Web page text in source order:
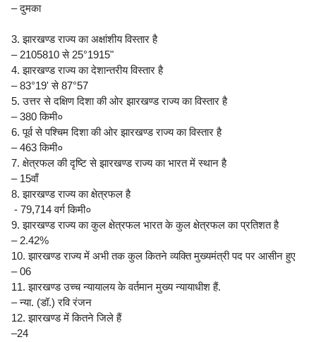
– दुमका
3. झारखण्ड राज्य का अक्षांशीय विस्तार है
– 2105810 से 25°1915"
4. झारखण्ड राज्य का देशान्तरीय विस्तार है
– 83°19' से 87°57
5. उत्तर से दक्षिण दिशा की ओर झारखण्ड राज्य का विस्तार है
– 380 किमी०
6. पूर्व से पश्चिम दिशा की ओर झारखण्ड राज्य का विस्तार है
– 463 किमी०
7. क्षेत्रफल की दृष्टि से झारखण्ड राज्य का भारत में स्थान है
– 15वाँ
8. झारखण्ड राज्य का क्षेत्रफल है
- 79,714 वर्ग किमी०
9. झारखण्ड राज्य का कुल क्षेत्रफल भारत के कुल क्षेत्रफल का प्रतिशत है
– 2.42%
10. झारखण्ड राज्य में अभी तक कुल कितने व्यक्ति मुख्यमंत्री पद पर आसीन हुए
– 06
11. झारखण्ड उच्च न्यायालय के वर्तमान मुख्य न्यायाधीश हैं.
– न्या. (डॉ.) रवि रंजन
12. झारखण्ड में कितने जिले हैं
–24